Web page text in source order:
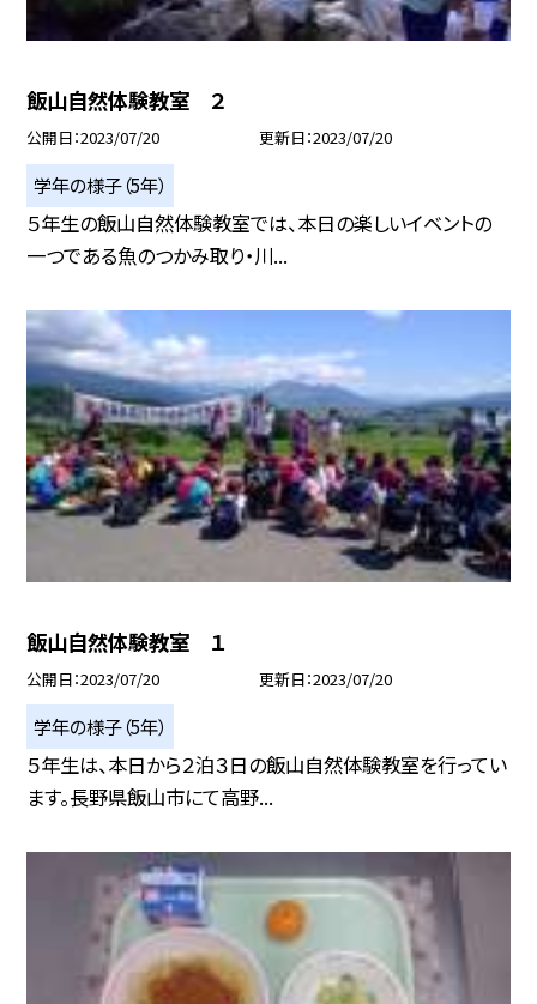
飯山自然体験教室 ２
公開日 2023/07/20 更新日 2023/07/20
学年の様子（5年）
５年生の飯山自然体験教室では、本日の楽しいイベントの
一つである魚のつかみ取り・川...
飯山自然体験教室 １
公開日 2023/07/20 更新日 2023/07/20
学年の様子（5年）
５年生は、本日から２泊３日の飯山自然体験教室を行ってい
ます。長野県飯山市にて高野...